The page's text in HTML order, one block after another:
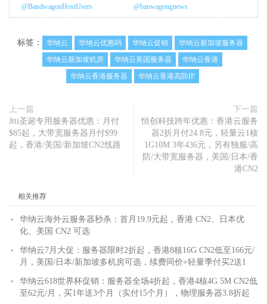
@BandwagonHostUsers
@banwagongnews
标签： 华纳云 华纳云优惠码 华纳云促销
华纳云新加坡服务器
华纳云新加坡机房
华纳云美国服务器
华纳云香港
华纳云香港服务器
华纳云香港高防IP
上一篇
Jtti圣诞专用服务器优惠：月付
$85起，大带宽服务器月付$99
起，香港/美国/新加坡CN2线路
下一篇
恒创科技跨年优惠：香港云服务
器2折月付24.8元，轻量云1核
1G10M 3年436元，另有独服/高
防/大带宽服务器，美国/日本/香
港CN2
相关推荐
华纳云海外云服务器秒杀：首月19.9元起，香港 CN2、日本优
化、美国 CN2 可选
华纳云7月大促：服务器限时2折起，香港8核16G CN2低至166元/
月，美国/日本/新加坡多机房可选，续费同价+轻量季付买2送1
华纳云618世界杯促销：服务器全场4折起，香港4核4G 5M CN2低
至62元/月，买1年送3个月（实付15个月），物理服务器3.8折起